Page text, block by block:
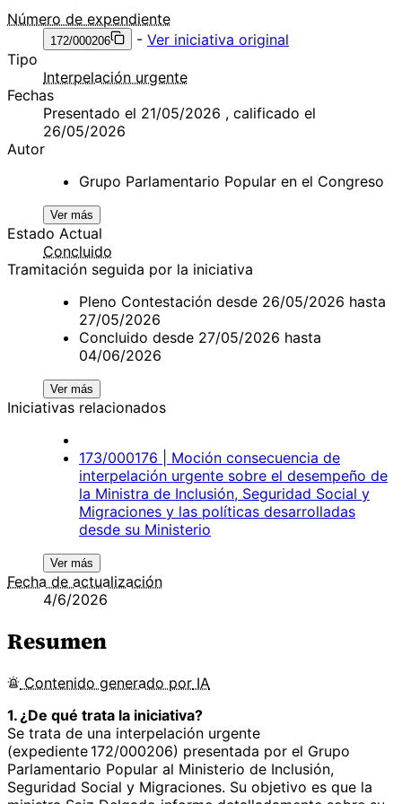
Número de expendiente
172/000206 - Ver iniciativa original
Tipo
Interpelación urgente
Fechas
Presentado el 21/05/2026 , calificado el
26/05/2026
Autor
Grupo Parlamentario Popular en el Congreso
Ver más
Estado Actual
Concluido
Tramitación seguida por la iniciativa
Pleno Contestación desde 26/05/2026 hasta
27/05/2026
Concluido desde 27/05/2026 hasta
04/06/2026
Ver más
Iniciativas relacionados
173/000176 | Moción consecuencia de
interpelación urgente sobre el desempeño de
la Ministra de Inclusión, Seguridad Social y
Migraciones y las políticas desarrolladas
desde su Ministerio
Ver más
Fecha de actualización
4/6/2026
Resumen
Contenido generado por IA
1. ¿De qué trata la iniciativa?
Se trata de una interpelación urgente
(expediente 172/000206) presentada por el Grupo
Parlamentario Popular al Ministerio de Inclusión,
Seguridad Social y Migraciones. Su objetivo es que la